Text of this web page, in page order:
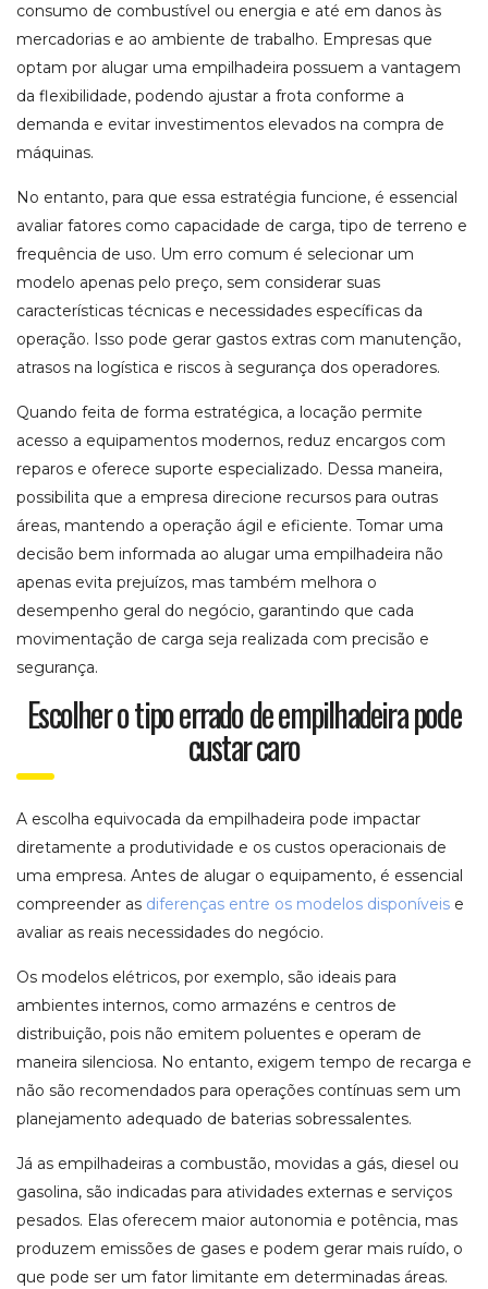
consumo de combustível ou energia e até em danos às
mercadorias e ao ambiente de trabalho. Empresas que
optam por alugar uma empilhadeira possuem a vantagem
da flexibilidade, podendo ajustar a frota conforme a
demanda e evitar investimentos elevados na compra de
máquinas.
No entanto, para que essa estratégia funcione, é essencial
avaliar fatores como capacidade de carga, tipo de terreno e
frequência de uso. Um erro comum é selecionar um
modelo apenas pelo preço, sem considerar suas
características técnicas e necessidades específicas da
operação. Isso pode gerar gastos extras com manutenção,
atrasos na logística e riscos à segurança dos operadores.
Quando feita de forma estratégica, a locação permite
acesso a equipamentos modernos, reduz encargos com
reparos e oferece suporte especializado. Dessa maneira,
possibilita que a empresa direcione recursos para outras
áreas, mantendo a operação ágil e eficiente. Tomar uma
decisão bem informada ao alugar uma empilhadeira não
apenas evita prejuízos, mas também melhora o
desempenho geral do negócio, garantindo que cada
movimentação de carga seja realizada com precisão e
segurança.
Escolher o tipo errado de empilhadeira pode
custar caro
A escolha equivocada da empilhadeira pode impactar
diretamente a produtividade e os custos operacionais de
uma empresa. Antes de alugar o equipamento, é essencial
compreender as diferenças entre os modelos disponíveis e
avaliar as reais necessidades do negócio.
Os modelos elétricos, por exemplo, são ideais para
ambientes internos, como armazéns e centros de
distribuição, pois não emitem poluentes e operam de
maneira silenciosa. No entanto, exigem tempo de recarga e
não são recomendados para operações contínuas sem um
planejamento adequado de baterias sobressalentes.
Já as empilhadeiras a combustão, movidas a gás, diesel ou
gasolina, são indicadas para atividades externas e serviços
pesados. Elas oferecem maior autonomia e potência, mas
produzem emissões de gases e podem gerar mais ruído, o
que pode ser um fator limitante em determinadas áreas.